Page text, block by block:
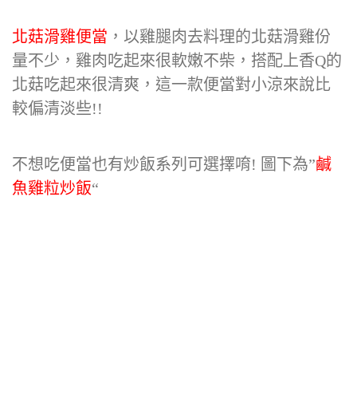
北菇滑雞便當 ，以雞腿肉去料理的北菇滑雞份
量不少，雞肉吃起來很軟嫩不柴，搭配上香Q的
北菇吃起來很清爽，這一款便當對小涼來說比
較偏清淡些!!
不想吃便當也有炒飯系列可選擇唷! 圖下為”鹹
魚雞粒炒飯“